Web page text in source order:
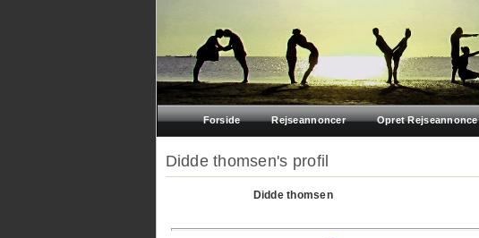
Forside Rejseannoncer Opret Rejseannonce
Didde thomsen's profil
Didde thomsen